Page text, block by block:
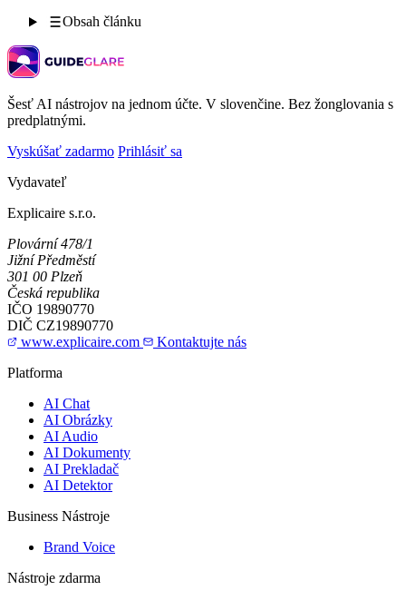
Obsah článku
Šesť AI nástrojov na jednom účte. V slovenčine. Bez žonglovania s
predplatnými.
Vyskúšať zadarmo Prihlásiť sa
Vydavateľ
Explicaire s.r.o.
Plovární 478/1
Jižní Předměstí
301 00 Plzeň
Česká republika
IČO 19890770
DIČ CZ19890770
www.explicaire.com
Kontaktujte nás
Platforma
AI Chat
AI Obrázky
AI Audio
AI Dokumenty
AI Prekladač
AI Detektor
Business Nástroje
Brand Voice
Nástroje zdarma